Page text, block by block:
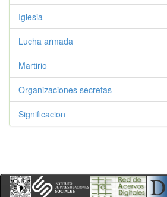
Iglesia
Lucha armada
Martirio
Organizaciones secretas
Significacion